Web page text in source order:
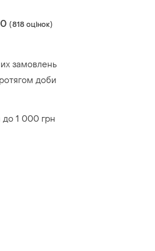
(818 оцінок)
замовлень
доби
1 000 грн